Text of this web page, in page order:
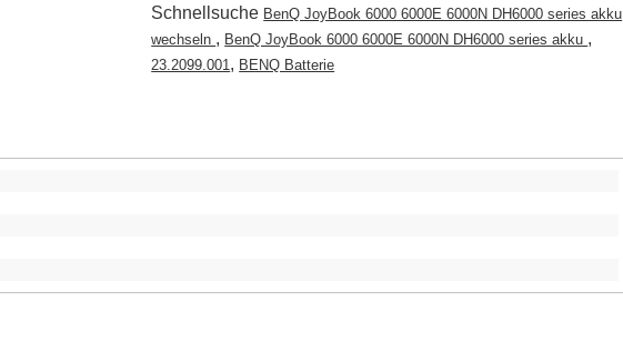
Schnellsuche BenQ JoyBook 6000 6000E 6000N DH6000 series akku
wechseln , BenQ JoyBook 6000 6000E 6000N DH6000 series akku ,
23.2099.001, BENQ Batterie